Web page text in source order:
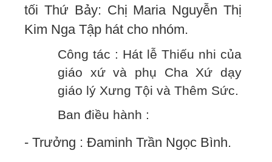
tối Thứ Bảy: Chị Maria Nguyễn Thị
Kim Nga Tập hát cho nhóm.
Công tác : Hát lễ Thiếu nhi của
giáo xứ và phụ Cha Xứ dạy
giáo lý Xưng Tội và Thêm Sức.
Ban điều hành :
- Trưởng : Đaminh Trần Ngọc Bình.